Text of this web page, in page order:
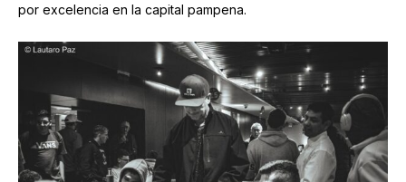
por excelencia en la capital pampena.